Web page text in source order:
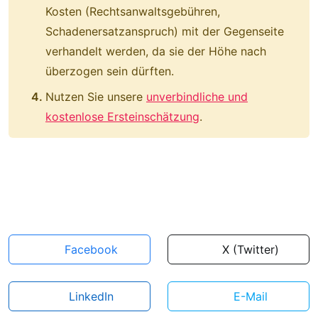
Kosten (Rechtsanwaltsgebühren,
Schadenersatzanspruch) mit der Gegenseite
verhandelt werden, da sie der Höhe nach
überzogen sein dürften.
Nutzen Sie unsere unverbindliche und
kostenlose Ersteinschätzung.
Facebook X (Twitter)
LinkedIn E-Mail